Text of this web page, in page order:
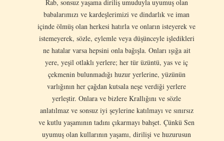
Rab, sonsuz yaşama diriliş umuduyla uyumuş olan
babalarımızı ve kardeşlerimizi ve dindarlık ve iman
içinde ölmüş olan herkesi hatırla ve onların isteyerek ve
istemeyerek, sözle, eylemle veya düşünceyle işledikleri
ne hatalar varsa hepsini onla bağışla. Onları ışığa ait
yere, yeşil otlaklı yerlere; her tür üzüntü, yas ve iç
çekmenin bulunmadığı huzur yerlerine, yüzünün
varlığının her çağdan kutsala neşe verdiği yerlere
yerleştir. Onlara ve bizlere Krallığını ve sözle
anlatılmaz ve sonsuz iyi şeylerine katılmayı ve sınırsız
ve kutlu yaşamının tadını çıkarmayı bahşet. Çünkü Sen
uyumuş olan kullarının yaşamı, dirilişi ve huzurusun